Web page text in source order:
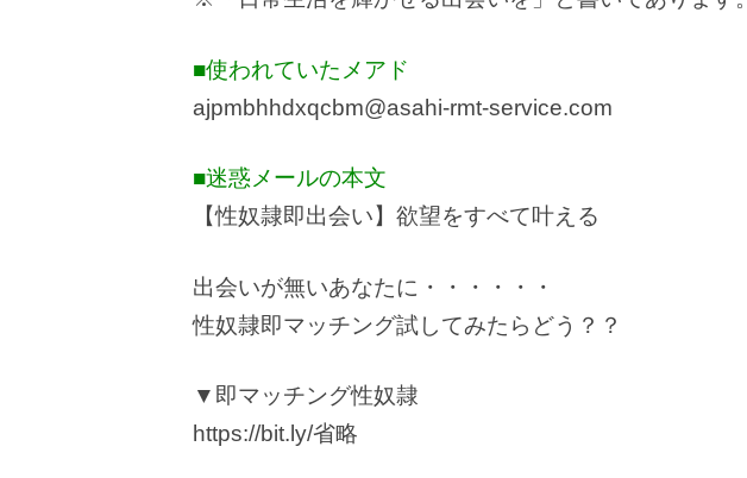
■使われていたメアド
ajpmbhhdxqcbm@asahi-rmt-service.com
■迷惑メールの本文
【性奴隷即出会い】欲望をすべて叶える
出会いが無いあなたに・・・・・・
性奴隷即マッチング試してみたらどう？？
▼即マッチング性奴隷
https://bit.ly/省略